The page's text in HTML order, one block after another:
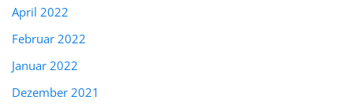
April 2022
Februar 2022
Januar 2022
Dezember 2021